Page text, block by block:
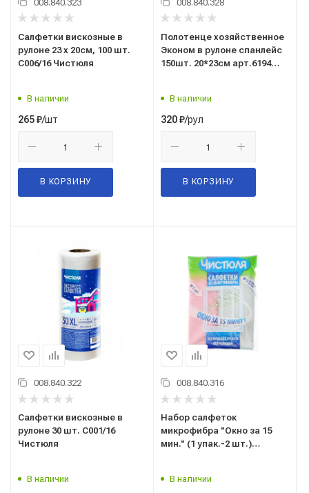
008.840.323
Салфетки вискозные в
рулоне 23 х 20см, 100 шт.
С006/16 Чистюля
В наличии
265₽/шт
В КОРЗИНУ
008.840.328
Полотенце хозяйственное
Эконом в рулоне спанлейс
150шт. 20*23см арт.6194
В наличии
320₽/рул
В КОРЗИНУ
008.840.322
Салфетки вискозные в
рулоне 30 шт. С001/16
Чистюля
В наличии
008.840.316
Набор салфеток
микрофибра "Окно за 15
мин." (1 упак.-2 шт.)
В наличии